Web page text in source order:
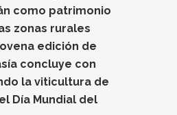
como patrimonio
zonas rurales
edición de
concluye con
la viticultura de
Día Mundial del